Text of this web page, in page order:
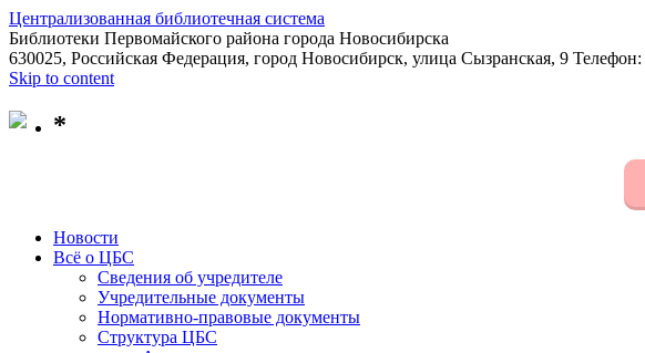
Централизованная библиотечная система
Библиотеки Первомайского района города Новосибирска
630025, Российская Федерация, город Новосибирск, улица Сызранская, 9
Skip to content
*
Новости
Всё о ЦБС
Сведения об учредителе
Учредительные документы
Нормативно-правовые документы
Структура ЦБС